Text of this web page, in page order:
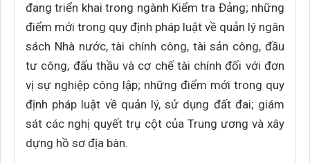
đang triển khai trong ngành Kiểm tra Đảng; những
điểm mới trong quy định pháp luật về quản lý ngân
sách Nhà nước, tài chính công, tài sản công, đầu
tư công, đấu thầu và cơ chế tài chính đối với đơn
vị sự nghiệp công lập; những điểm mới trong quy
định pháp luật về quản lý, sử dụng đất đai; giám
sát các nghị quyết trụ cột của Trung ương và xây
dựng hồ sơ địa bàn.